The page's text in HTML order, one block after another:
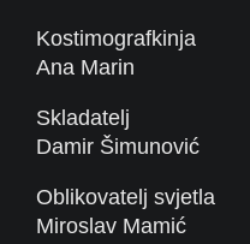
Kostimografkinja
Ana Marin
Skladatelj
Damir Šimunović
Oblikovatelj svjetla
Miroslav Mamić